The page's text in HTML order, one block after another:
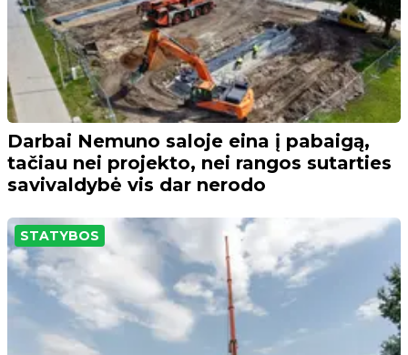
Darbai Nemuno saloje eina į pabaigą,
tačiau nei projekto, nei rangos sutarties
savivaldybė vis dar nerodo
STATYBOS